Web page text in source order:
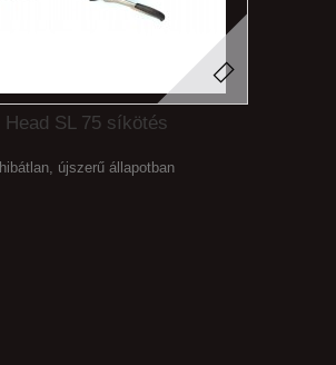
Head SL 75 síkötés
hibátlan, újszerű állapotban